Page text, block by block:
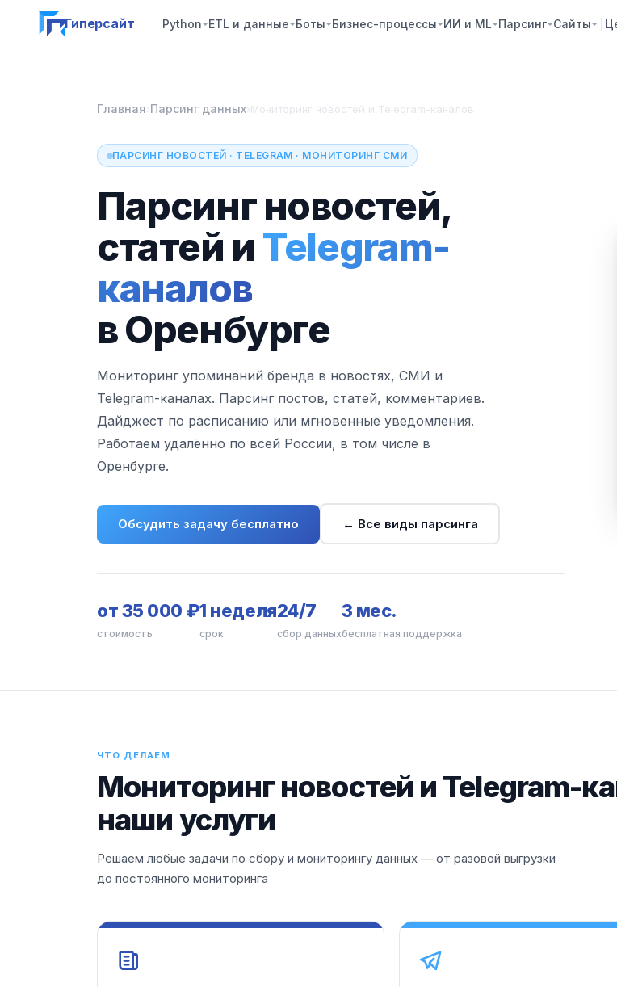
Гиперсайт Python ETL и данные Боты Бизнес-процессы ИИ и ML Парсинг Сайты
Главная›Парсинг данных›Мониторинг новостей и Telegram-каналов
ПАРСИНГ НОВОСТЕЙ · TELEGRAM · МОНИТОРИНГ СМИ
Парсинг новостей,
статей и Telegram-
каналов
в Оренбурге
Мониторинг упоминаний бренда в новостях, СМИ и
Telegram-каналах. Парсинг постов, статей, комментариев.
Дайджест по расписанию или мгновенные уведомления.
Работаем удалённо по всей России, в том числе в
Оренбурге.
Обсудить задачу бесплатно ← Все виды парсинга
от 35 000 ₽
стоимость
1 неделя
срок
24/7
сбор данных
3 мес.
бесплатная поддержка
ЧТО ДЕЛАЕМ
Мониторинг новостей и Telegram-
наши услуги
Решаем любые задачи по сбору и мониторингу данных — от разовой выгрузки
до постоянного мониторинга